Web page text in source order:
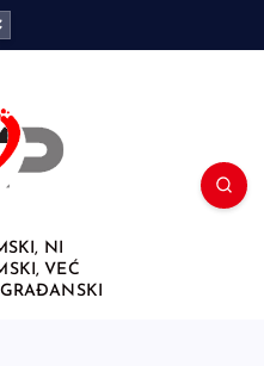
NI
VEĆ